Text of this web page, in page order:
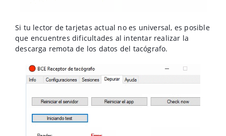
Si tu lector de tarjetas actual no es universal, es posible
que encuentres dificultades al intentar realizar la
descarga remota de los datos del tacógrafo.